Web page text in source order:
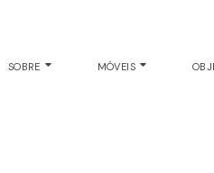
SOBRE MÓVEIS